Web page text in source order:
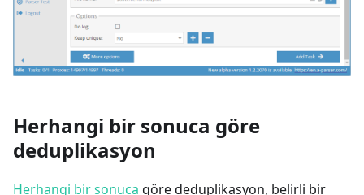
Herhangi bir sonuca göre
deduplikasyon
Herhangi bir sonuca göre deduplikasyon, belirli bir